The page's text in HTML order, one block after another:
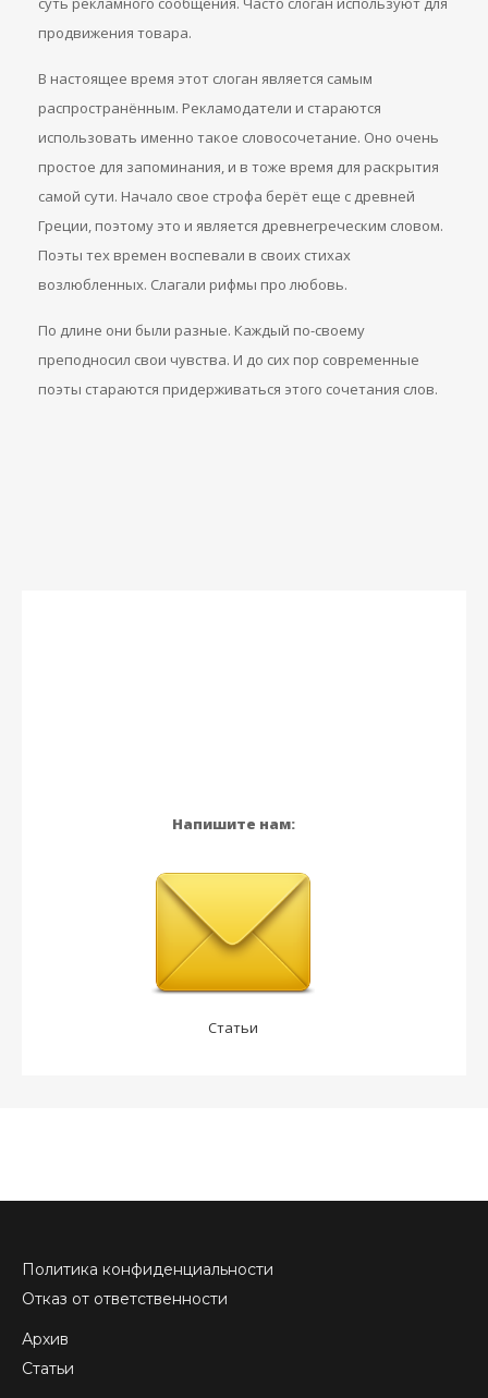
продвижения товара.
В настоящее время этот слоган является самым
распространённым. Рекламодатели и стараются
использовать именно такое словосочетание. Оно очень
простое для запоминания, и в тоже время для раскрытия
самой сути. Начало свое строфа берёт еще с древней
Греции, поэтому это и является древнегреческим словом.
Поэты тех времен воспевали в своих стихах
возлюбленных. Слагали рифмы про любовь.
По длине они были разные. Каждый по-своему
преподносил свои чувства. И до сих пор современные
поэты стараются придерживаться этого сочетания слов.
Напишите нам:
Статьи
Политика конфиденциальности
Отказ от ответственности
Архив
Статьи